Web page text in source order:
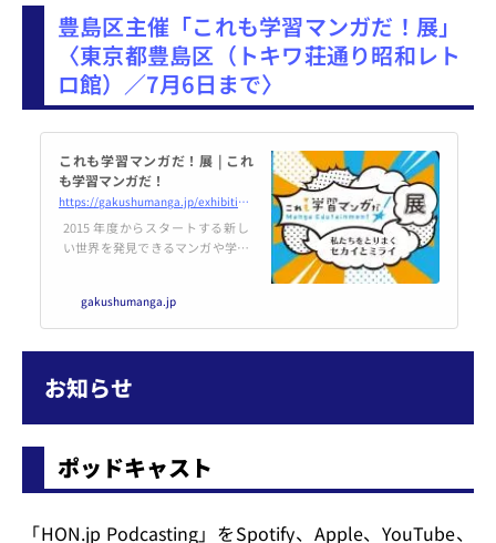
豊島区主催「これも学習マンガだ！展」
〈東京都豊島区（トキワ荘通り昭和レト
ロ館）／7月6日まで〉
これも学習マンガだ！展 | これ
も学習マンガだ！
https://gakushumanga.jp/exhibition/
2015 年度からスタートする新し
い世界を発見できるマンガや学び
事業です。マンガの持つ「楽し
さ」「分かりやすさ」「共感力」
す。マンガを通じて、「楽しみな
t）」を継続的に推進していきま
gakushumanga.jp
お知らせ
ポッドキャスト
「HON.jp Podcasting」をSpotify、Apple、YouTube、